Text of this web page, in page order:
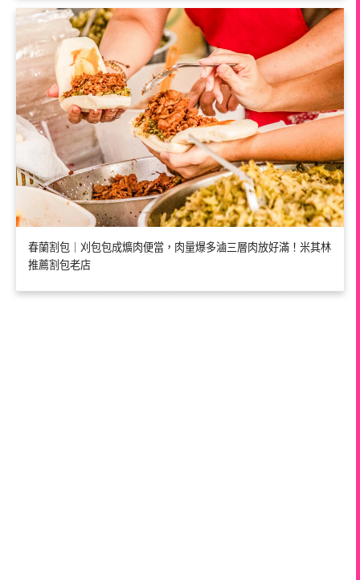
春蘭割包｜刈包包成爌肉便當，肉量爆多滷三層肉放好滿！米其林
推薦割包老店